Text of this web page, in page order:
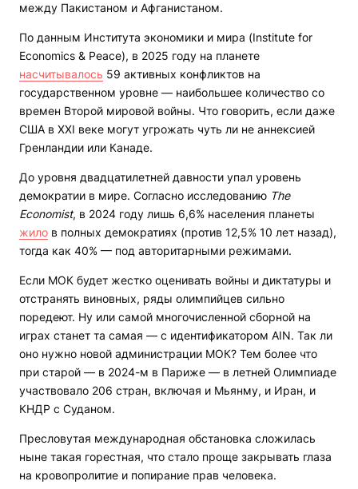
между Пакистаном и Афганистаном.
По данным Института экономики и мира (Institute for
Economics & Peace), в 2025 году на планете
насчитывалось 59 активных конфликтов на
государственном уровне — наибольшее количество со
времен Второй мировой войны. Что говорить, если даже
США в ХХІ веке могут угрожать чуть ли не аннексией
Гренландии или Канаде.
До уровня двадцатилетней давности упал уровень
демократии в мире. Согласно исследованию The
Economist, в 2024 году лишь 6,6% населения планеты
жило в полных демократиях (против 12,5% 10 лет назад),
тогда как 40% — под авторитарными режимами.
Если МОК будет жестко оценивать войны и диктатуры и
отстранять виновных, ряды олимпийцев сильно
поредеют. Ну или самой многочисленной сборной на
играх станет та самая — с идентификатором AIN. Так ли
оно нужно новой администрации МОК? Тем более что
при старой — в 2024-м в Париже — в летней Олимпиаде
участвовало 206 стран, включая и Мьянму, и Иран, и
КНДР с Суданом.
Пресловутая международная обстановка сложилась
ныне такая горестная, что стало проще закрывать глаза
на кровопролитие и попирание прав человека.